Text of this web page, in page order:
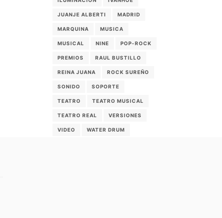
JUANJE ALBERTI MADRID
MARQUINA MUSICA
MUSICAL NINE POP-ROCK
PREMIOS RAUL BUSTILLO
REINA JUANA ROCK SUREÑO
SONIDO SOPORTE
TEATRO TEATRO MUSICAL
TEATRO REAL VERSIONES
VIDEO WATER DRUM